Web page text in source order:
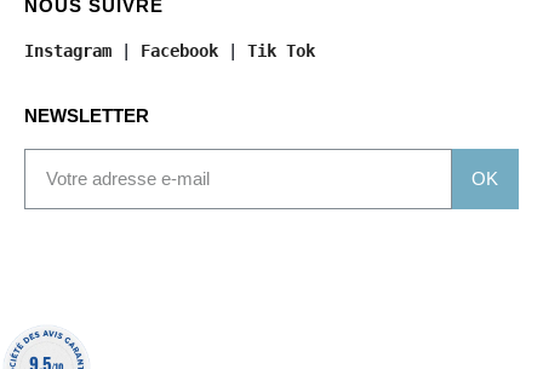
NOUS SUIVRE
Instagram Facebook Tik Tok
NEWSLETTER
OK
9.5